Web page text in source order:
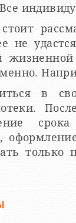
стоит
не
в